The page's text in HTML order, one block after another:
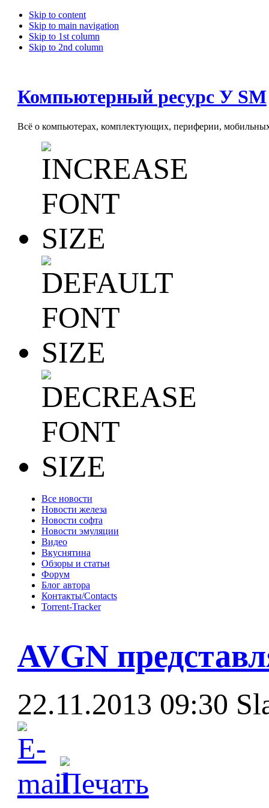
Skip to content
Skip to main navigation
Skip to 1st column
Skip to 2nd column
Компьютерный ресурс У SM
Всё о компьютерах, комплектующих, периферии, мобильных
Все новости
Новости железа
Новости софта
Новости эмуляции
Видео
Вкуснятина
Обзоры и статьи
Форум
Блог автора
Контакты/Contacts
Torrent-Tracker
AVGN
22.11.2013 09:30